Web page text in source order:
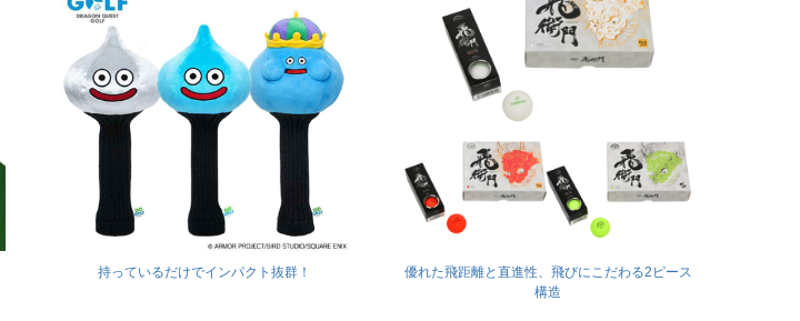
持っているだけでインパクト抜群！
優れた飛距離と直進性、飛びにこだわる2ピース
構造